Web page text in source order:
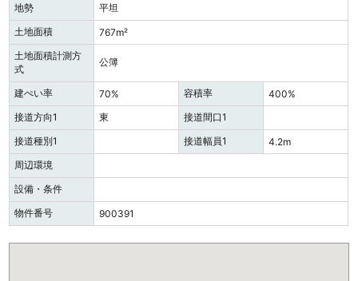
地勢
平坦
土地面積
767m²
土地面積計測方
式
公簿
建ぺい率 70% 容積率
400%
接道方向1
東
接道間口1
接道種別1
接道幅員1
4.2m
周辺環境
設備・条件
物件番号
900391